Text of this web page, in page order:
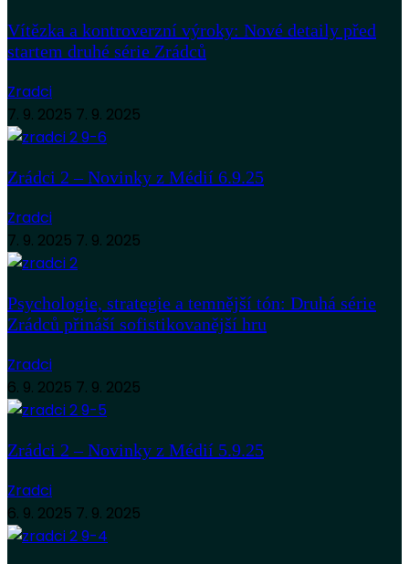
Vítězka a kontroverzní výroky: Nové detaily před
startem druhé série Zrádců
Zradci
7. 9. 2025 7. 9. 2025
Zrádci 2 – Novinky z Médií 6.9.25
Zradci
7. 9. 2025 7. 9. 2025
Psychologie, strategie a temnější tón: Druhá série
Zrádců přináší sofistikovanější hru
Zradci
6. 9. 2025 7. 9. 2025
Zrádci 2 – Novinky z Médií 5.9.25
Zradci
6. 9. 2025 7. 9. 2025